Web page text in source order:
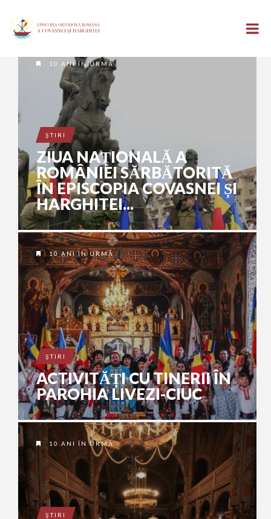
10 ANI ÎN URMĂ
ŞTIRI
ZIUA NAȚIONALĂ A
ROMÂNIEI SĂRBĂTORITĂ
ÎN EPISCOPIA COVASNEI ȘI
HARGHITEI...
10 ANI ÎN URMĂ
ŞTIRI
ACTIVITĂȚI CU TINERII ÎN
PAROHIA LIVEZI-CIUC
10 ANI ÎN URMĂ
ŞTIRI